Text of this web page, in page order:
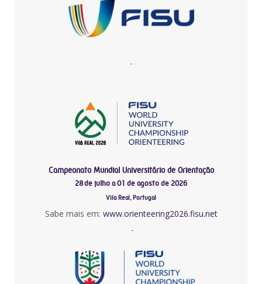
-
Campeonato Mundial Universitário de Orientação
28 de julho a 01 de agosto de 2026
Vila Real, Portugal
Sabe mais em: www.orienteering2026.fisu.net
-